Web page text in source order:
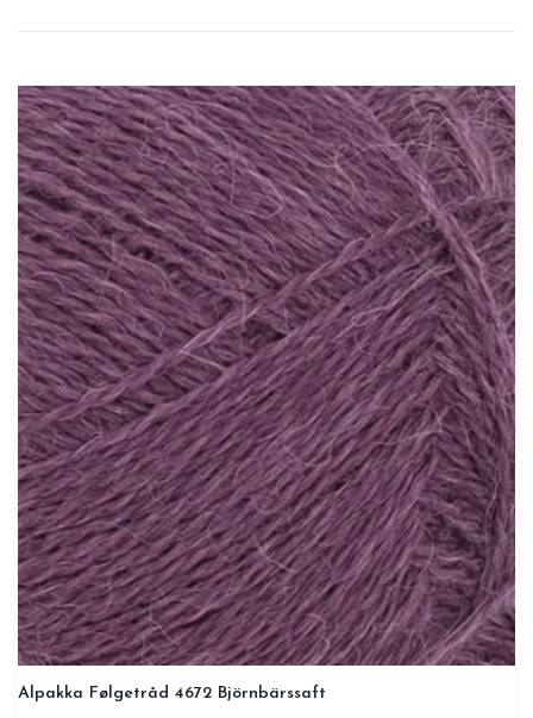
Alpakka Følgetråd 4672 Björnbärssaft